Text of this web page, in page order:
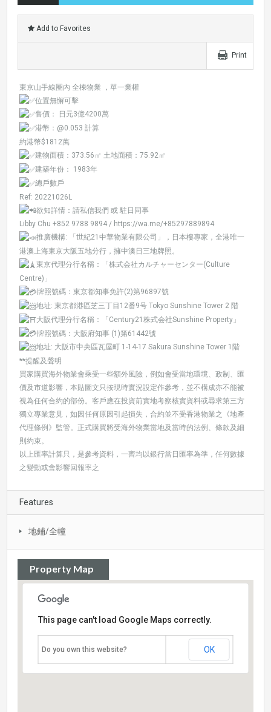
Add to Favorites
Print
東京山手線圈內 全棟物業 ，單一業權
位置無懈可擊
售價： 日元3億4200萬
港幣：@0.053 計算
約港幣$1812萬
建物面積：373.56㎡ 土地面積：75.92㎡
建築年份： 1983年
總戶數戶
Ref: 20221026L
欲知詳情：請私信我們 或 駐日同事
Libby Chu +852 9788 9894 / https://wa.me/+85297889894
推廣機構: 「世紀21中華物業有限公司」，日本樓專家，全港唯一
港澳上海東京大阪五地分行，擁中澳日三地牌照。
東京代理分行名稱：「株式会社カルチャーセンター(Culture
Centre)」
牌照號碼：東京都知事免許(2)第96897號
地址: 東京都港區芝三丁目12番9号 Tokyo Sunshine Tower 2 階
大阪代理分行名稱：「Century21株式会社Sunshine Property」
牌照號碼：大阪府知事 (1)第61442號
地址: 大阪市中央區瓦屋町 1-14-17 Sakura Sunshine Tower 1階
**提醒及聲明
買家購買海外物業會乘受一些額外風險，例如會受當地環境、政制、匯
價及市道影響，本貼圖文只按現時實況設定作參考，並不構成亦不能被
視為任何合約的部份。客戶應在投資前實地考察核實資料或尋求第三方
獨立專業意見，如因任何原因引起損失，合約並不受香港物業之《地產
代理條例》監管。正式購買將受海外物業當地及當時的法例、條款及細
則約束。
以上匯率計算只，是參考資料，一齊均以銀行當日匯率為準，任何數據
之變動或會影響回報率之
Features
地鋪/全幢
Property Map
This page can't load Google Maps correctly.
Do you own this website? OK